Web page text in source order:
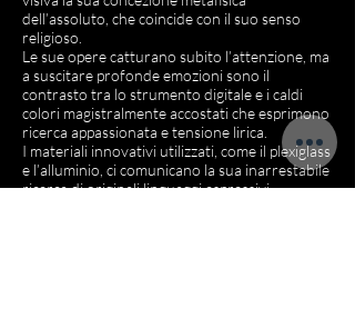
dell’assoluto, che coincide con il suo senso
religioso.
Le sue opere catturano subito l’attenzione, ma
a suscitare profonde emozioni sono il
contrasto tra lo strumento digitale e i caldi
colori magistralmente accostati che esprimono
ricerca appassionata e tensione lirica.
I materiali innovativi utilizzati, come il plexiglass
e l’alluminio, ci comunicano la sua inarrestabile
ricerca di originali linguaggi espressivi.